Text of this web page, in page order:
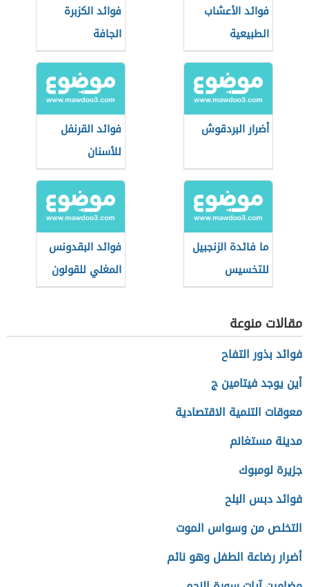
فوائد الأعشاب
الطبيعية
فوائد الكزبرة
الجافة
أضرار البردقوش
فوائد القرنفل
للأسنان
ما فائدة الزنجبيل
للتخسيس
فوائد البقدونس
المغلي للقولون
مقالات منوعة
فوائد بذور التفاح
أين يوجد فيتامين ج
معوقات التنمية الاقتصادية
مدينة مستغانم
جزيرة لومبوك
فوائد دبس البلح
التخلص من وسواس الموت
أضرار رضاعة الطفل وهو نائم